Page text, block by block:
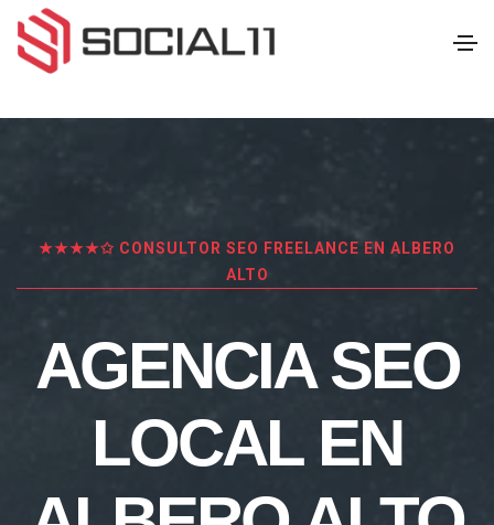
★★★★✩ CONSULTOR SEO FREELANCE EN ALBERO
ALTO
AGENCIA SEO
LOCAL EN